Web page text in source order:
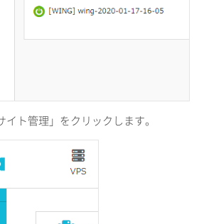
ト管理」をクリックします。